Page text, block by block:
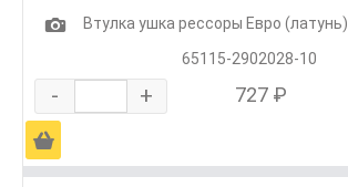
1
Втулка ушка рессоры Евро (латунь)
65115-2902028-10
- + 727 ₽
Ä